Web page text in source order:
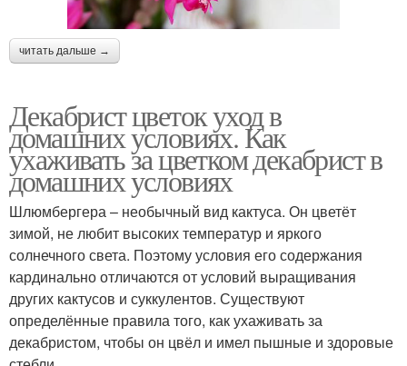
читать дальше →
Декабрист цветок уход в
домашних условиях. Как
ухаживать за цветком декабрист в
домашних условиях
Шлюмбергера – необычный вид кактуса. Он цветёт
зимой, не любит высоких температур и яркого
солнечного света. Поэтому условия его содержания
кардинально отличаются от условий выращивания
других кактусов и суккулентов. Существуют
определённые правила того, как ухаживать за
декабристом, чтобы он цвёл и имел пышные и здоровые